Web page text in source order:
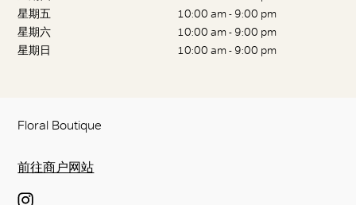
星期五
10:00 am - 9:00 pm
星期六
10:00 am - 9:00 pm
星期日
10:00 am - 9:00 pm
Floral Boutique
前往商户网站